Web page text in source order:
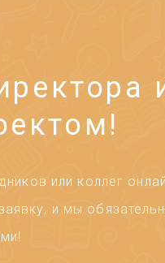
или коллег
и мы